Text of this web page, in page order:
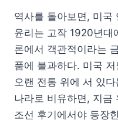
역사를 돌아보면, 미국
윤리는 고작 1920년대
론에서 객관적이라는
품에 불과하다. 미국
오랜 전통 위에 서 있
나라로 비유하면, 지금
조선 후기에서야 등장